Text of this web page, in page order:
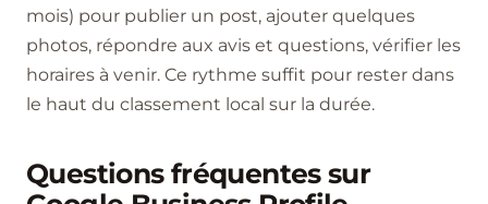
mois) pour publier un post, ajouter quelques
photos, répondre aux avis et questions, vérifier les
horaires à venir. Ce rythme suffit pour rester dans
le haut du classement local sur la durée.
Questions fréquentes sur